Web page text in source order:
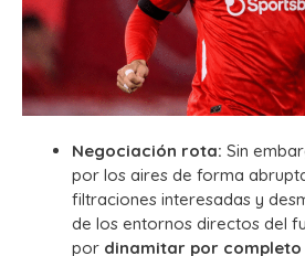
Negociación rota: Sin
por los aires de forma
filtraciones interesadas y
de los entornos directos del
por dinamitar por